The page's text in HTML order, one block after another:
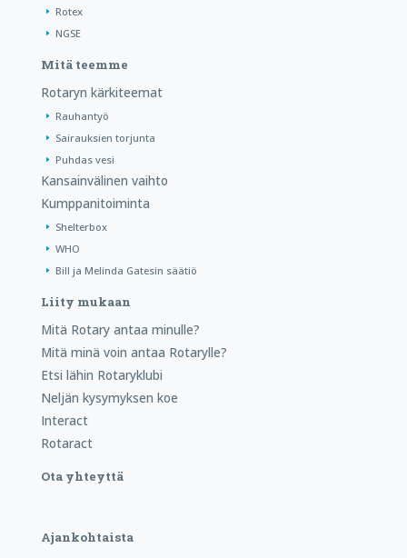
Rotex
NGSE
Mitä teemme
Rotaryn kärkiteemat
Rauhantyö
Sairauksien torjunta
Puhdas vesi
Kansainvälinen vaihto
Kumppanitoiminta
Shelterbox
WHO
Bill ja Melinda Gatesin säätiö
Liity mukaan
Mitä Rotary antaa minulle?
Mitä minä voin antaa Rotarylle?
Etsi lähin Rotaryklubi
Neljän kysymyksen koe
Interact
Rotaract
Ota yhteyttä
Ajankohtaista